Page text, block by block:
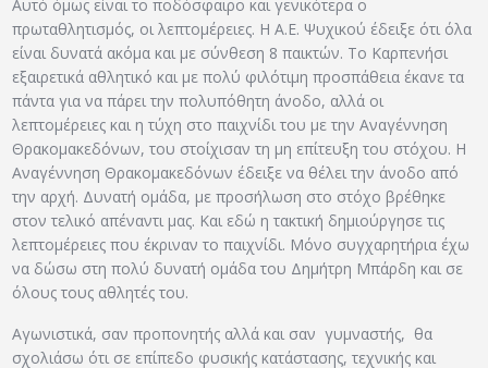
Αυτό όμως είναι το ποδόσφαιρο και γενικότερα ο
πρωταθλητισμός, οι λεπτομέρειες. Η Α.Ε. Ψυχικού έδειξε ότι όλα
είναι δυνατά ακόμα και με σύνθεση 8 παικτών. Το Καρπενήσι
εξαιρετικά αθλητικό και με πολύ φιλότιμη προσπάθεια έκανε τα
πάντα για να πάρει την πολυπόθητη άνοδο, αλλά οι
λεπτομέρειες και η τύχη στο παιχνίδι του με την Αναγέννηση
Θρακομακεδόνων, του στοίχισαν τη μη επίτευξη του στόχου. Η
Αναγέννηση Θρακομακεδόνων έδειξε να θέλει την άνοδο από
την αρχή. Δυνατή ομάδα, με προσήλωση στο στόχο βρέθηκε
στον τελικό απέναντι μας. Και εδώ η τακτική δημιούργησε τις
λεπτομέρειες που έκριναν το παιχνίδι. Μόνο συγχαρητήρια έχω
να δώσω στη πολύ δυνατή ομάδα του Δημήτρη Μπάρδη και σε
όλους τους αθλητές του.
Αγωνιστικά, σαν προπονητής αλλά και σαν γυμναστής, θα
σχολιάσω ότι σε επίπεδο φυσικής κατάστασης, τεχνικής και